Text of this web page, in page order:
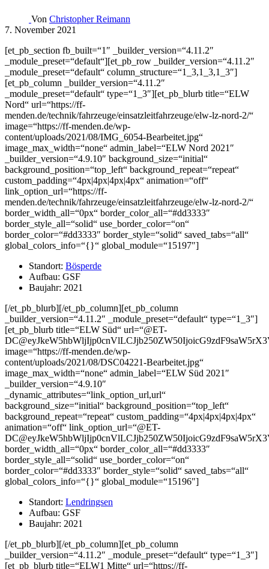
Von Christopher Reimann
7. November 2021
[et_pb_section fb_built=“1″ _builder_version=“4.11.2″
_module_preset=“default“][et_pb_row _builder_version=“4.11.2″
_module_preset=“default“ column_structure=“1_3,1_3,1_3″]
[et_pb_column _builder_version=“4.11.2″
_module_preset=“default“ type=“1_3″][et_pb_blurb title=“ELW
Nord“ url=“https://ff-
menden.de/technik/fahrzeuge/einsatzleitfahrzeuge/elw-lz-nord-2/“
image=“https://ff-menden.de/wp-
content/uploads/2021/08/IMG_6054-Bearbeitet.jpg“
image_max_width=“none“ admin_label=“ELW Nord 2021″
_builder_version=“4.9.10″ background_size=“initial“
background_position=“top_left“ background_repeat=“repeat“
custom_padding=“4px|4px|4px|4px“ animation=“off“
link_option_url=“https://ff-
menden.de/technik/fahrzeuge/einsatzleitfahrzeuge/elw-lz-nord-2/“
border_width_all=“0px“ border_color_all=“#dd3333″
border_style_all=“solid“ use_border_color=“on“
border_color=“#dd3333″ border_style=“solid“ saved_tabs=“all“
global_colors_info=“{}“ global_module=“15197″]
Standort: Bösperde
Aufbau: GSF
Baujahr: 2021
[/et_pb_blurb][/et_pb_column][et_pb_column
_builder_version=“4.11.2″ _module_preset=“default“ type=“1_3″]
[et_pb_blurb title=“ELW Süd“ url=“@ET-
image=“https://ff-menden.de/wp-
content/uploads/2021/08/DSC04221-Bearbeitet.jpg“
image_max_width=“none“ admin_label=“ELW Süd 2021″
_builder_version=“4.9.10″
_dynamic_attributes=“link_option_url,url“
background_size=“initial“ background_position=“top_left“
background_repeat=“repeat“ custom_padding=“4px|4px|4px|4px“
animation=“off“ link_option_url=“@ET-
border_width_all=“0px“ border_color_all=“#dd3333″
border_style_all=“solid“ use_border_color=“on“
border_color=“#dd3333″ border_style=“solid“ saved_tabs=“all“
global_colors_info=“{}“ global_module=“15196″]
Standort: Lendringsen
Aufbau: GSF
Baujahr: 2021
[/et_pb_blurb][/et_pb_column][et_pb_column
_builder_version=“4.11.2″ _module_preset=“default“ type=“1_3″]
[et_pb_blurb title=“ELW1 Mitte“ url=“https://ff-